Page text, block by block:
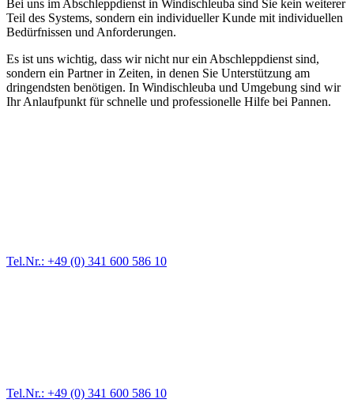
Bei uns im Abschleppdienst in Windischleuba sind Sie kein weiterer
Teil des Systems, sondern ein individueller Kunde mit individuellen
Bedürfnissen und Anforderungen.
Es ist uns wichtig, dass wir nicht nur ein Abschleppdienst sind,
sondern ein Partner in Zeiten, in denen Sie Unterstützung am
dringendsten benötigen. In Windischleuba und Umgebung sind wir
Ihr Anlaufpunkt für schnelle und professionelle Hilfe bei Pannen.
Tel.Nr.: +49 (0) 341 600 586 10
Tel.Nr.: +49 (0) 341 600 586 10